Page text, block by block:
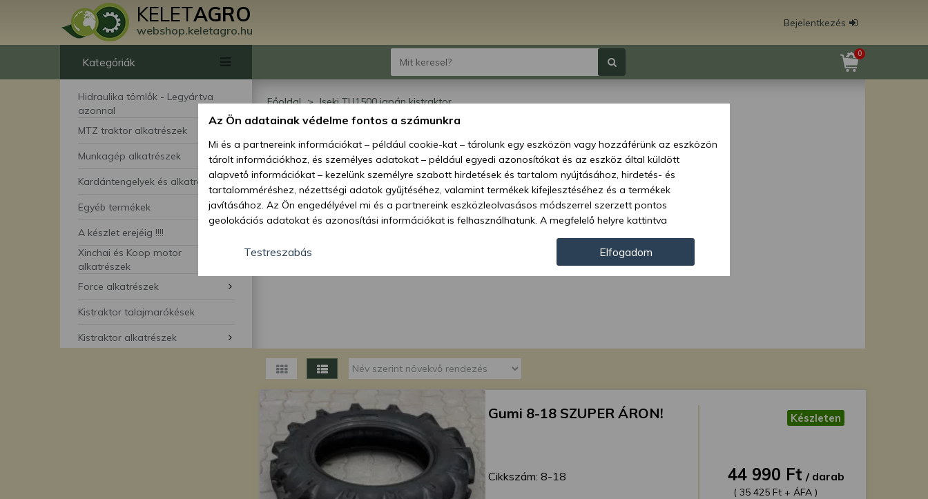
KELETAGRO
webshop.keletagro.hu
Bejelentkezés
Kategóriák
Hidraulika tömlők - Legyártva
azonnal
MTZ traktor alkatrészek
Munkagép alkatrészek
Kardántengelyek és alkatrészei
Egyéb termékek
A készlet erejéig !!!!
Xinchai és Koop motor
alkatrészek
Force alkatrészek
Kistraktor talajmarókések
Kistraktor alkatrészek
0
Főoldal Iseki TU1500 japán kistraktor
Iseki TU1500 japán
kistraktor
Gumi 8-18 SZUPER ÁRON!
Cikkszám: 8-18
Készleten
44 990 Ft / darab
( 35 425 Ft + ÁFA )
Az Ön adatainak védelme fontos a számunkra
Mi és a partnereink információkat – például cookie-kat – tárolunk egy eszközön vagy hozzáférünk az eszközön
tárolt információkhoz, és személyes adatokat – például egyedi azonosítókat és az eszköz által küldött
alapvető információkat – kezelünk személyre szabott hirdetések és tartalom nyújtásához, hirdetés- és
tartalomméréshez, nézettségi adatok gyűjtéséhez, valamint termékek kifejlesztéséhez és a termékek
javításához. Az Ön engedélyével mi és a partnereink eszközleolvasásos módszerrel szerzett pontos
geolokációs adatokat és azonosítási információkat is felhasználhatunk. A megfelelő helyre kattintva
hozzájárulhat ahhoz, hogy mi és a partnereink a fent leírtak szerint adatkezelést végezzünk. Másik
lehetőségként a hozzájárulás megadása vagy elutasítása előtt részletesebb információkhoz juthat, és
megváltoztathatja beállításait. Felhívjuk figyelmét, hogy személyes adatainak bizonyos kezeléséhez nem
feltétlenül szükséges az Ön hozzájárulása, de jogában áll tiltakozni az ilyen jellegű adatkezelés ellen. A
Testreszabás Elfogadom